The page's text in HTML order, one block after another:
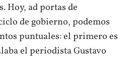
Hoy, ad portas de
de gobierno, podemos
puntuales: el primero es
el periodista Gustavo